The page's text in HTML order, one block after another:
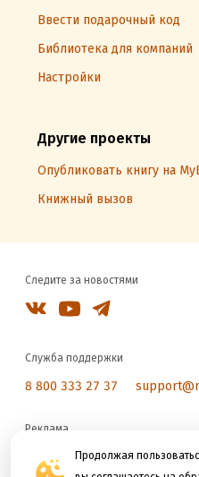
Продолжая
Ввести подарочный код
Библиотека для компаний
Настройки
Другие проекты
Опубликовать книгу на
Книжный вызов
Следите за новостями
Служба поддержки
8 800 333 27 37
Реклама
reklama@litres.ru